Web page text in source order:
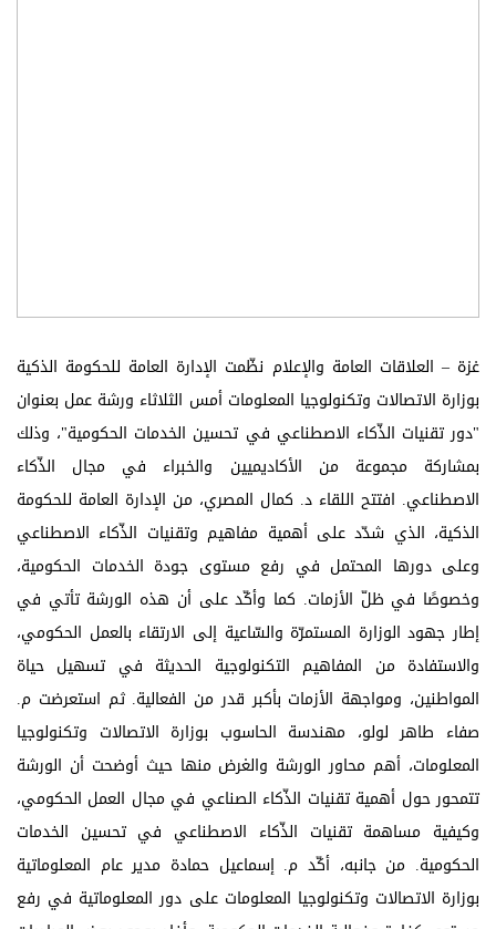
غزة – العلاقات العامة والإعلام نظّمت الإدارة العامة للحكومة الذكية
بوزارة الاتصالات وتكنولوجيا المعلومات أمس الثلاثاء ورشة عمل بعنوان
"دور تقنيات الذّكاء الاصطناعي في تحسين الخدمات الحكومية"، وذلك
بمشاركة مجموعة من الأكاديميين والخبراء في مجال الذّكاء
الاصطناعي. افتتح اللقاء د. كمال المصري، من الإدارة العامة للحكومة
الذكية، الذي شدّد على أهمية مفاهيم وتقنيات الذّكاء الاصطناعي
وعلى دورها المحتمل في رفع مستوى جودة الخدمات الحكومية،
وخصوصًا في ظلّ الأزمات. كما وأكّد على أن هذه الورشة تأتي في
إطار جهود الوزارة المستمرّة والسّاعية إلى الارتقاء بالعمل الحكومي،
والاستفادة من المفاهيم التكنولوجية الحديثة في تسهيل حياة
المواطنين، ومواجهة الأزمات بأكبر قدر من الفعالية. ثم استعرضت م.
صفاء طاهر لولو، مهندسة الحاسوب بوزارة الاتصالات وتكنولوجيا
المعلومات، أهم محاور الورشة والغرض منها حيث أوضحت أن الورشة
تتمحور حول أهمية تقنيات الذّكاء الصناعي في مجال العمل الحكومي،
وكيفية مساهمة تقنيات الذّكاء الاصطناعي في تحسين الخدمات
الحكومية. من جانبه، أكّد م. إسماعيل حمادة مدير عام المعلوماتية
بوزارة الاتصالات وتكنولوجيا المعلومات على دور المعلوماتية في رفع